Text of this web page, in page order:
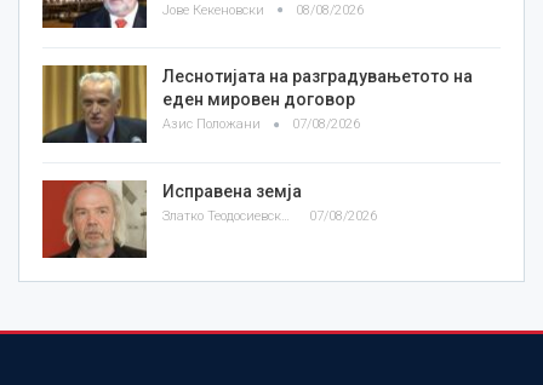
Јове Кекеновски 08/08/2026
Леснотијата на разградувањетото на
еден мировен договор
Азис Положани 07/08/2026
Исправена земја
Златко Теодосиевски 07/08/2026